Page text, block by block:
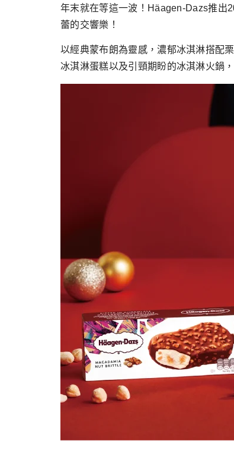
年末就在等這一波！Häagen-Dazs推出
蕾的交響樂！
以經典蒙布朗為靈感，濃郁冰淇淋搭配
冰淇淋蛋糕以及引頸期盼的冰淇淋火鍋